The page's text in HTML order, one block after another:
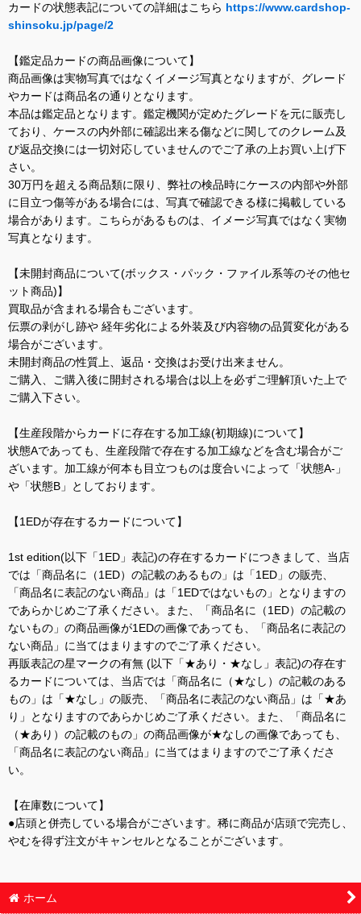
カードの状態表記についての詳細はこちら https://www.cardshop-
shinsoku.jp/page/2
【鑑定品カードの商品画像について】
商品画像は実物写真ではなくイメージ写真となりますが、グレード
やカードは商品名の通りとなります。
本品は鑑定品となります。鑑定機関が定めたグレードを元に販売し
ており、ケースの内外部に確認出来る傷などに関してのクレーム及
び返品交換には一切対応していませんのでご了承の上お買い上げ下
さい。
30万円を超える商品類に限り、弊社の検品時にケースの内部や外部
に目立つ傷等がある場合には、写真で確認できる様に掲載している
場合があります。こちらがあるものは、イメージ写真ではなく実物
写真となります。
【未開封商品について(ボックス・パック・ファイル系等のその他セ
ット商品)】
買取品が含まれる場合もございます。
伝票の剥がし跡や 経年劣化による外装及び内容物の品質変化がある
場合がございます。
未開封商品の性質上、返品・交換はお受け出来ません。
ご購入、ご購入後に開封される場合は以上を必ずご理解頂いた上で
ご購入下さい。
【生産段階からカードに存在する加工線(初期線)について】
状態Aであっても、生産段階で存在する加工線などを含む場合がご
ざいます。加工線が何本も目立つものは度合いによって「状態A-」
や「状態B」としております。
【1EDが存在するカードについて】
1st edition(以下「1ED」表記)の存在するカードにつきまして、当店
では「商品名に（1ED）の記載のあるもの」は「1ED」の販売、
「商品名に表記のない商品」は「1EDではないもの」となりますの
であらかじめご了承ください。また、「商品名に（1ED）の記載の
ないもの」の商品画像が1EDの画像であっても、「商品名に表記の
ない商品」に当てはまりますのでご了承ください。
再販表記の星マークの有無 (以下「★あり・★なし」表記)の存在す
るカードについては、当店では「商品名に（★なし）の記載のある
もの」は「★なし」の販売、「商品名に表記のない商品」は「★あ
り」となりますのであらかじめご了承ください。また、「商品名に
（★あり）の記載のもの」の商品画像が★なしの画像であっても、
「商品名に表記のない商品」に当てはまりますのでご了承くださ
い。
【在庫数について】
●店頭と併売している場合がございます。稀に商品が店頭で完売し、
やむを得ず注文がキャンセルとなることがございます。
ホーム